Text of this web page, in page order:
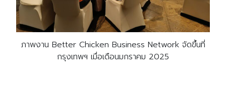
ภาพงาน Better Chicken Business Network จัดขึ้นที่
กรุงเทพฯ เมื่อเดือนมกราคม 2025